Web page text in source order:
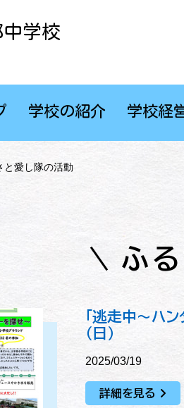
学校
学校の紹介 学校経
愛し隊の活動
ふ
「逃走中～ハ
（日）
2025/03/19
詳細を見る